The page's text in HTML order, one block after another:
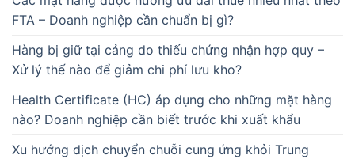
FTA – Doanh nghiệp cần chuẩn bị gì?
Hàng bị giữ tại cảng do thiếu chứng nhận hợp quy –
Xử lý thế nào để giảm chi phí lưu kho?
Health Certificate (HC) áp dụng cho những mặt hàng
nào? Doanh nghiệp cần biết trước khi xuất khẩu
Xu hướng dịch chuyển chuỗi cung ứng khỏi Trung